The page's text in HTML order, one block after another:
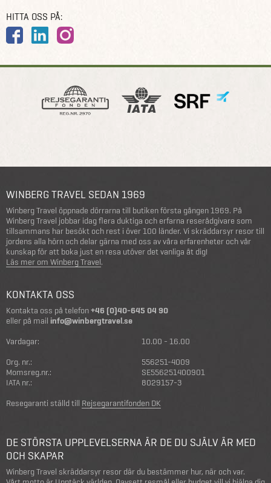
HITTA OSS PÅ:
WINBERG TRAVEL SEDAN 1969
Winberg Travel öppnade dörrarna till butiken första gången 1969. På
Winberg Travel jobbar idag flera duktiga och erfarna reserådgivare som
tillsammans har besökt och rest i över 100 länder. Vi skräddarsyr resor till
jordens alla hörn och delar gärna med oss av våra erfarenheter och vår
kunskap för att boka just en resa utöver det vanliga åt dig!
Läs mer om Winberg Travel.
KONTAKTA OSS
Kontakta oss på telefon+46 (0)40-645 04 90
eller på mail info@winbergtravel.se
Vardagar:
10.00 - 16.00
Org. nr.:
556251-4009
Momsreg.nr.:
SE556251400901
IATA nr.:
8029157-3
Resegaranti ställd till Rejsegarantifonden DK
DE STÖRSTA UPPLEVELSERNA ÄR DE DU SJÄLV ÄR MED
OCH SKAPAR
Winberg Travel skräddarsyr resor där du bestämmer hur, när och var.